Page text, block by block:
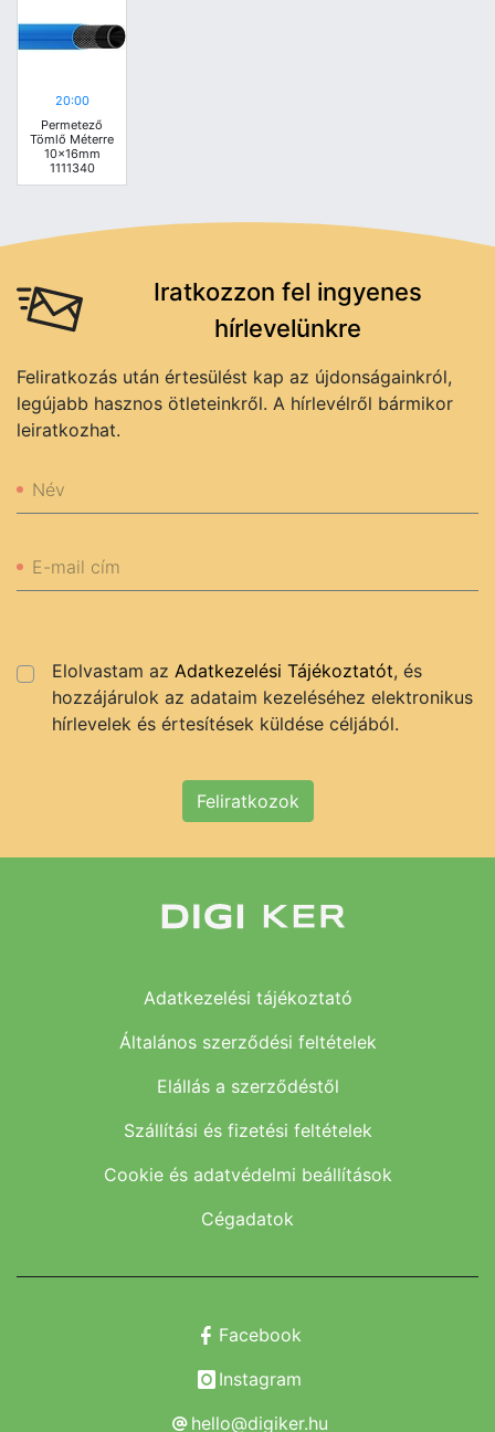
20:00
Permetező
Tömlő Méterre
10x16mm
1111340
Iratkozzon fel ingyenes
hírlevelünkre
Feliratkozás után értesülést kap az újdonságainkról,
legújabb hasznos ötleteinkről. A hírlevélről bármikor
leiratkozhat.
Név
E-mail cím
Elolvastam az Adatkezelési Tájékoztatót, és
hozzájárulok az adataim kezeléséhez elektronikus
hírlevelek és értesítések küldése céljából.
Feliratkozok
Adatkezelési tájékoztató
Általános szerződési feltételek
Elállás a szerződéstől
Szállítási és fizetési feltételek
Cookie és adatvédelmi beállítások
Cégadatok
Facebook
Instagram
hello@digiker.hu